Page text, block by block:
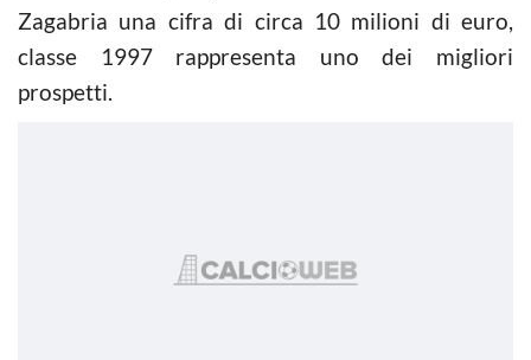
Zagabria una cifra di circa 10 milioni di euro,
classe 1997 rappresenta uno dei migliori
prospetti.